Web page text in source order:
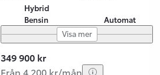
Hybrid
Bensin
Automat
Visa mer
349 900 kr
Från 4 200 kr/mån